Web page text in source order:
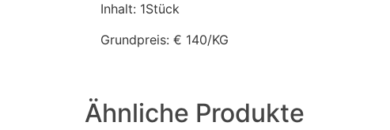
Inhalt: 1Stück
Grundpreis: € 140/KG
Ähnliche Produkte